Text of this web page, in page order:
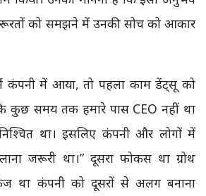
को समझने में उनकी सोच को आकार
कंपनी में आया, तो पहला काम डेंट्सू को
कुछ समय तक हमारे पास CEO नहीं था
था। इसलिए कंपनी और लोगों में
जरूरी था।” दूसरा फोकस था ग्रोथ
था कंपनी को दूसरों से अलग बनाना